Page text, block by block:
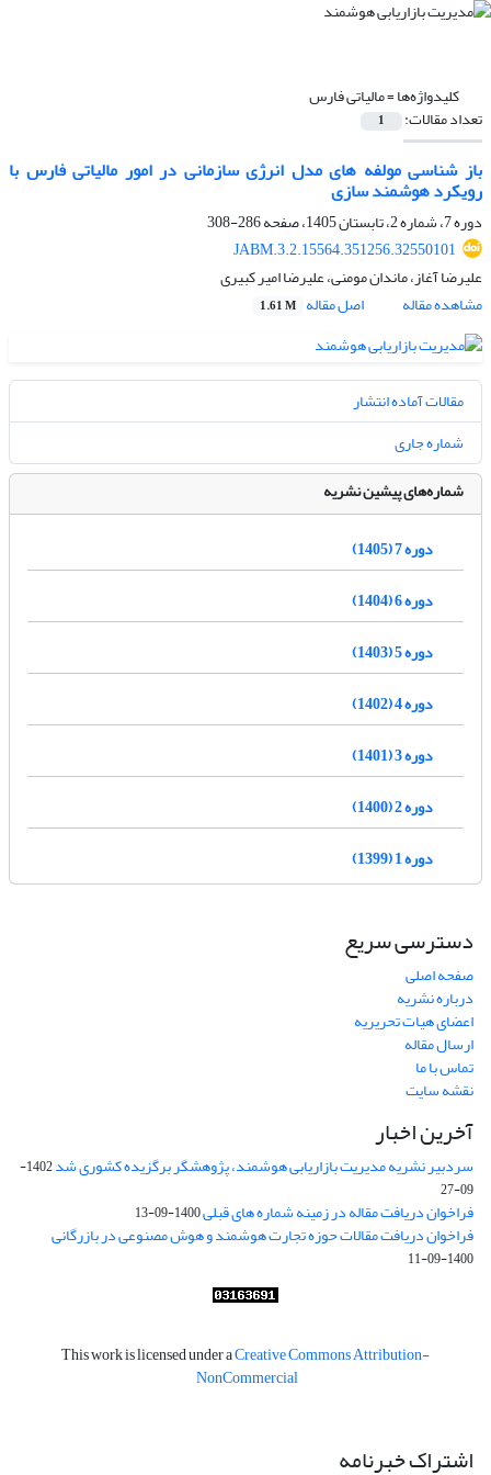
کلیدواژه‌ها =مالیاتی فارس
تعداد مقالات: 1
باز شناسی مولفه های مدل انرژی سازمانی در امور مالیاتی فارس با
رویکرد هوشمند سازی
دوره 7، شماره 2، تابستان 1405، صفحه
286-308
JABM.3.2.15564.351256.32550101
علیرضا آغاز، ماندان مومنی، علیرضا امیر کبیری
مشاهده مقاله
اصل مقاله 1.61 M
مقالات آماده انتشار
شماره جاری
شماره‌های پیشین نشریه
دوره 7 (1405)
دوره 6 (1404)
دوره 5 (1403)
دوره 4 (1402)
دوره 3 (1401)
دوره 2 (1400)
دوره 1 (1399)
دسترسی سریع
صفحه اصلی
درباره نشریه
اعضای هیات تحریریه
ارسال مقاله
تماس با ما
نقشه سایت
آخرین اخبار
سردبیر نشریه مدیریت بازاریابی هوشمند، پژوهشگر برگزیده کشوری شد
1402-
09-27
فراخوان دریافت مقاله در زمینه شماره های قبلی1400-09-13
فراخوان دریافت مقالات حوزه تجارت هوشمند و هوش مصنوعی در بازرگانی
1400-09-11
This work is licensed under aCreative Commons Attribution-
NonCommercial
اشتراک خبرنامه